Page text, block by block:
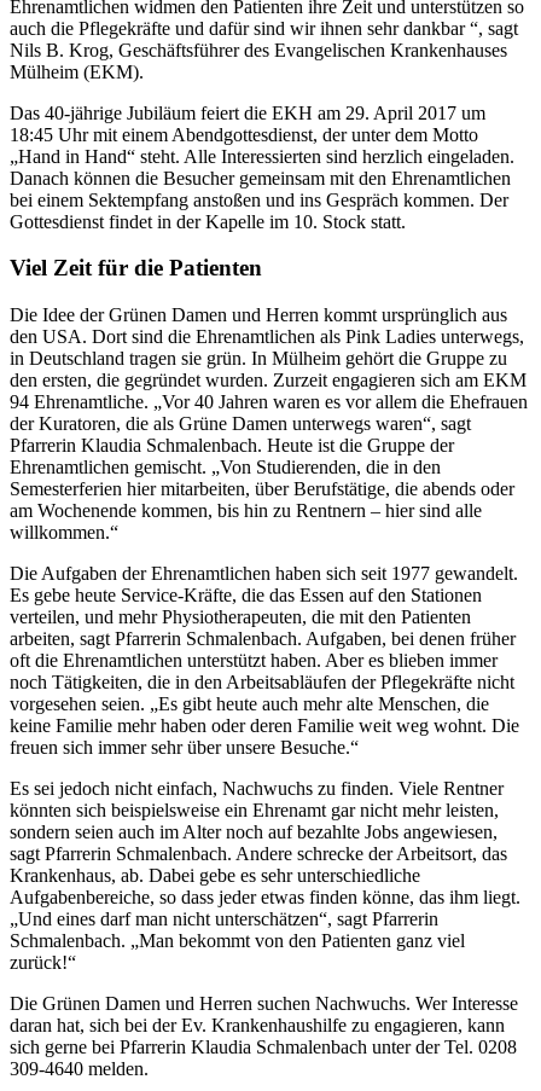
Ehrenamtlichen widmen den Patienten ihre Zeit und unterstützen so
auch die Pflegekräfte und dafür sind wir ihnen sehr dankbar “, sagt
Nils B. Krog, Geschäftsführer des Evangelischen Krankenhauses
Mülheim (EKM).
Das 40-jährige Jubiläum feiert die EKH am 29. April 2017 um
18:45 Uhr mit einem Abendgottesdienst, der unter dem Motto
„Hand in Hand“ steht. Alle Interessierten sind herzlich eingeladen.
Danach können die Besucher gemeinsam mit den Ehrenamtlichen
bei einem Sektempfang anstoßen und ins Gespräch kommen. Der
Gottesdienst findet in der Kapelle im 10. Stock statt.
Viel Zeit für die Patienten
Die Idee der Grünen Damen und Herren kommt ursprünglich aus
den USA. Dort sind die Ehrenamtlichen als Pink Ladies unterwegs,
in Deutschland tragen sie grün. In Mülheim gehört die Gruppe zu
den ersten, die gegründet wurden. Zurzeit engagieren sich am EKM
94 Ehrenamtliche. „Vor 40 Jahren waren es vor allem die Ehefrauen
der Kuratoren, die als Grüne Damen unterwegs waren“, sagt
Pfarrerin Klaudia Schmalenbach. Heute ist die Gruppe der
Ehrenamtlichen gemischt. „Von Studierenden, die in den
Semesterferien hier mitarbeiten, über Berufstätige, die abends oder
am Wochenende kommen, bis hin zu Rentnern – hier sind alle
willkommen.“
Die Aufgaben der Ehrenamtlichen haben sich seit 1977 gewandelt.
Es gebe heute Service-Kräfte, die das Essen auf den Stationen
verteilen, und mehr Physiotherapeuten, die mit den Patienten
arbeiten, sagt Pfarrerin Schmalenbach. Aufgaben, bei denen früher
oft die Ehrenamtlichen unterstützt haben. Aber es blieben immer
noch Tätigkeiten, die in den Arbeitsabläufen der Pflegekräfte nicht
vorgesehen seien. „Es gibt heute auch mehr alte Menschen, die
keine Familie mehr haben oder deren Familie weit weg wohnt. Die
freuen sich immer sehr über unsere Besuche.“
Es sei jedoch nicht einfach, Nachwuchs zu finden. Viele Rentner
könnten sich beispielsweise ein Ehrenamt gar nicht mehr leisten,
sondern seien auch im Alter noch auf bezahlte Jobs angewiesen,
sagt Pfarrerin Schmalenbach. Andere schrecke der Arbeitsort, das
Krankenhaus, ab. Dabei gebe es sehr unterschiedliche
Aufgabenbereiche, so dass jeder etwas finden könne, das ihm liegt.
„Und eines darf man nicht unterschätzen“, sagt Pfarrerin
Schmalenbach. „Man bekommt von den Patienten ganz viel
zurück!“
Die Grünen Damen und Herren suchen Nachwuchs. Wer Interesse
daran hat, sich bei der Ev. Krankenhaushilfe zu engagieren, kann
sich gerne bei Pfarrerin Klaudia Schmalenbach unter der Tel. 0208
309-4640 melden.